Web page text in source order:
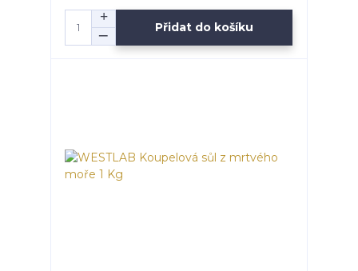
Přidat do košíku